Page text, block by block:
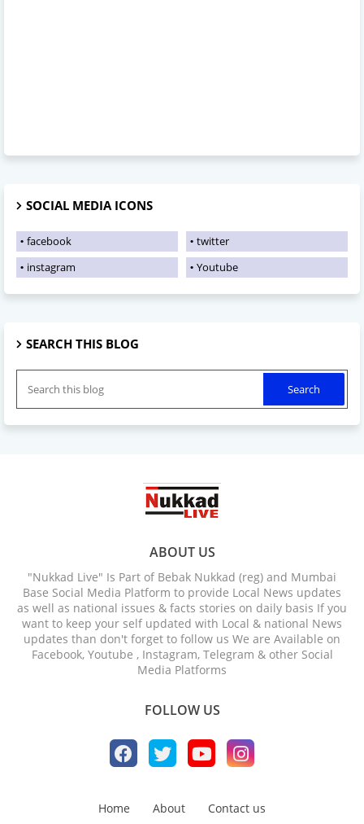
SOCIAL MEDIA ICONS
facebook
twitter
instagram
Youtube
SEARCH THIS BLOG
ABOUT US
"Nukkad Live" Is Part of Bebak Nukkad (reg) and Mumbai
Base Social Media Platform to provide Local News updates
as well as national issues & facts stories on daily basis If you
want to keep your self updated with Local & national News
updates than don't forget to follow us We are Available on
Facebook, Youtube , Instagram, Telegram & other Social
Media Platforms
FOLLOW US
Home About Contact us